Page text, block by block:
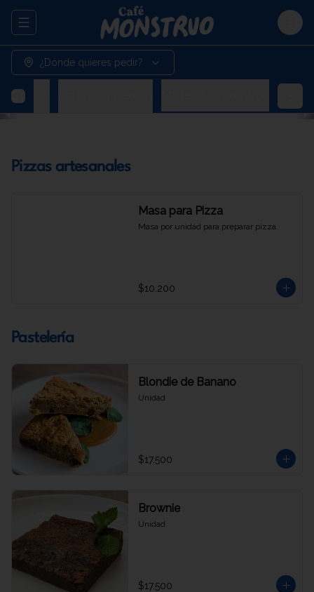
Abrir menu de navegación
¿Dónde quieres pedir?
Cervezas
Pizzas artesanales
Masa para Pizza
Masa por unidad para preparar pizza.
$10.200
Pastelería
Blondie de Banano
Unidad
$17.500
Brownie
Unidad
$17.500